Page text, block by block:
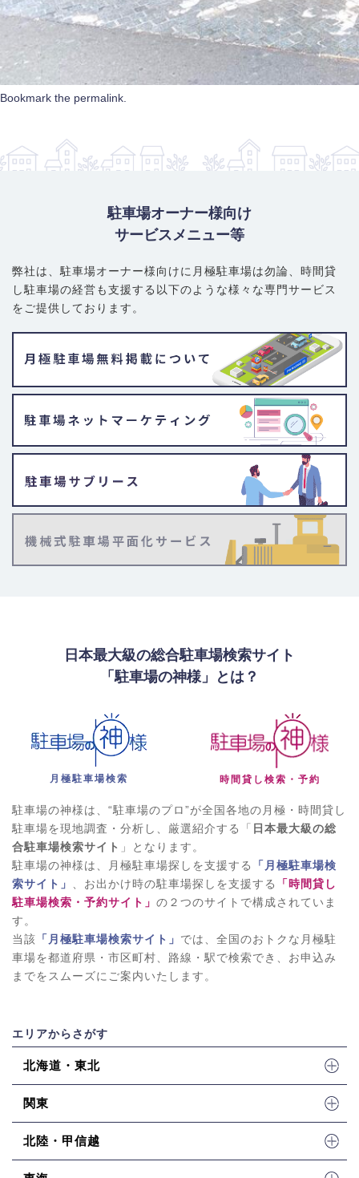
Bookmark the permalink
駐車場オーナー様向け
サービスメニュー等
弊社は、駐車場オーナー様向けに月極駐車場は勿論、 時間貸
し駐車場の経営も支援する以下のような様々な専門サービス
をご提供しております。
日本最大級の総合駐車場検索サイト
「駐車場の神様」とは？
月極駐車場検索 時間貸し検索・予約
駐車場の神様は、“駐車場のプロ”が全国各地の月極・時間貸し
駐車場を現地調査・分析し、厳選紹介する「 日本最大級の総
合駐車場検索サイト 」となります。
駐車場の神様は、月極駐車場探しを支援する
「月極駐車場検
索サイト」
、お出かけ時の駐車場探しを支援する
「時間貸し
駐車場検索・予約サイト」 の２つのサイトで構成されていま
す。
当該 「月極駐車場検索サイト」 では、全国のおトクな月極駐
車場を都道府県・市区町村、路線・駅で検索でき、お申込み
までをスムーズにご案内いたします。
エリアからさがす
北海道・東北
関東
北陸・甲信越